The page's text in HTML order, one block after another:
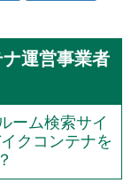
ナ運営事業者
ーム検索サイ
クコンテナを